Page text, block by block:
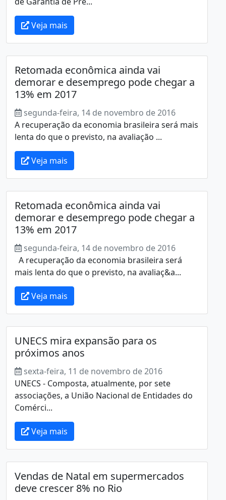
Veja mais
Retomada econômica ainda vai
demorar e desemprego pode chegar a
13% em 2017
segunda-feira, 14 de novembro de 2016
A recuperação da economia brasileira será mais
lenta do que o previsto, na avaliação ...
Veja mais
Retomada econômica ainda vai
demorar e desemprego pode chegar a
13% em 2017
segunda-feira, 14 de novembro de 2016
A recuperação da economia brasileira será
mais lenta do que o previsto, na avaliaç&a...
Veja mais
UNECS mira expansão para os
próximos anos
sexta-feira, 11 de novembro de 2016
UNECS - Composta, atualmente, por sete
associações, a União Nacional de Entidades do
Comérci...
Veja mais
Vendas de Natal em supermercados
deve crescer 8% no Rio